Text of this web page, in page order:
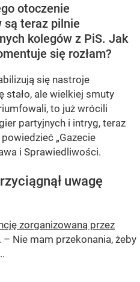
otoczenie
są teraz pilnie
kolegów z PiS. Jak
się rozłam?
się nastroje
stało, ale wielkiej smuty
to już wrócili
partyjnych i intryg, teraz
„Gazecie
i Sprawiedliwości.
uwagę
zorganizowaną przez
. – Nie mam przekonania, żeby